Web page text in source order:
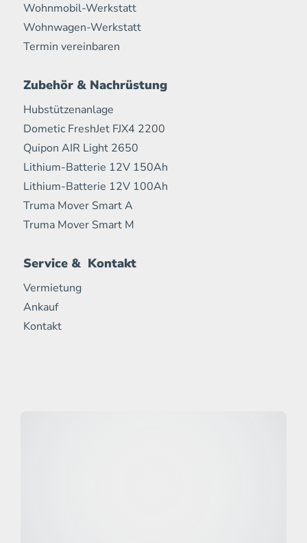
Wohnmobil-Werkstatt
Wohnwagen-Werkstatt
Termin vereinbaren
Zubehör & Nachrüstung
Hubstützenanlage
Dometic FreshJet FJX4 2200
Quipon AIR Light 2650
Lithium-Batterie 12V 150Ah
Lithium-Batterie 12V 100Ah
Truma Mover Smart A
Truma Mover Smart M
Service & Kontakt
Vermietung
Ankauf
Kontakt